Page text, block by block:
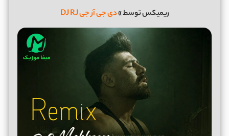
ریمیکس توسط »دی جی آر جی DJ RJ